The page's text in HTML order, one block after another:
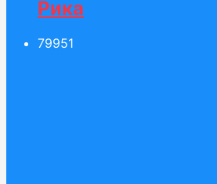
Рика
79951